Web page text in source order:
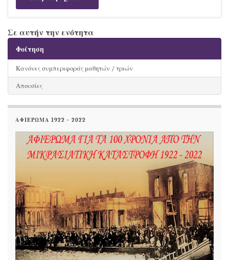
Σε αυτήν την ενότητα
Φοίτηση
Κανόνες συμπεριφοράς μαθητών / τριών
Απουσίες
ΑΦΙΕΡΩΜΑ 1922 – 2022